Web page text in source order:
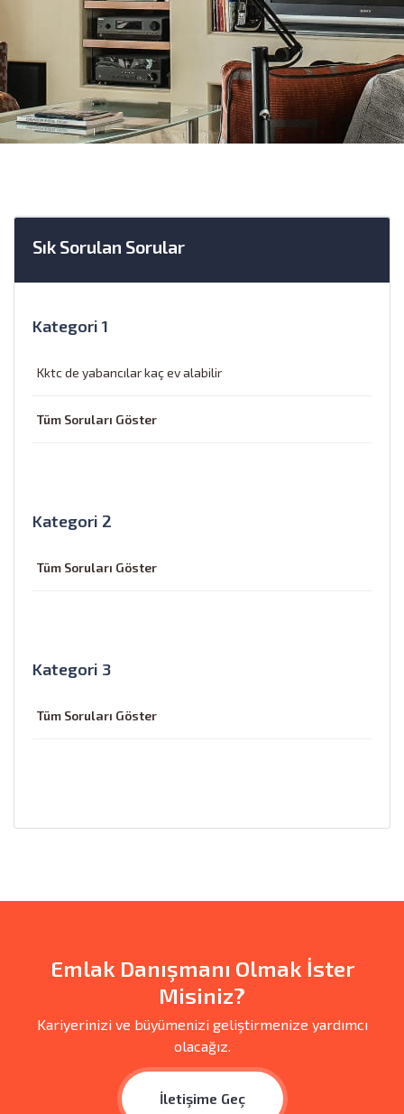
Sık Sorulan Sorular
Kategori 1
Kktc de yabancılar kaç ev alabilir
Tüm Soruları Göster
Kategori 2
Tüm Soruları Göster
Kategori 3
Tüm Soruları Göster
Emlak Danışmanı Olmak İster
Misiniz?
Kariyerinizi ve büyümenizi geliştirmenize yardımcı
olacağız.
İletişime Geç